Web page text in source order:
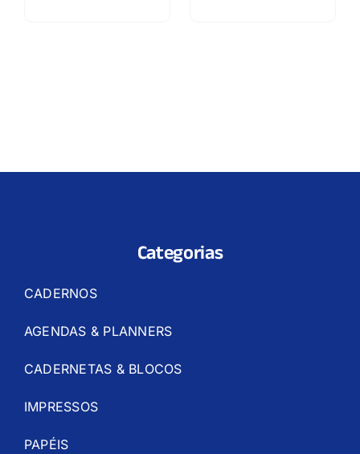
Categorias
CADERNOS
AGENDAS & PLANNERS
CADERNETAS & BLOCOS
IMPRESSOS
PAPÉIS